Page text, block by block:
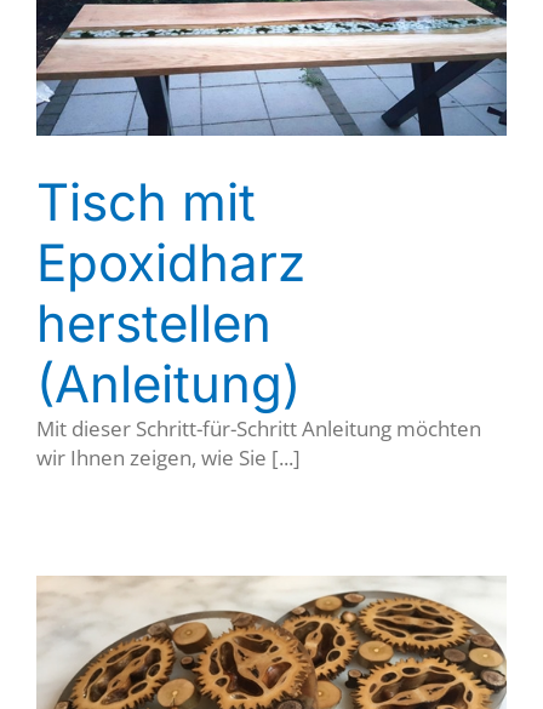
Tisch mit
Epoxidharz
herstellen
(Anleitung)
Mit dieser Schritt-für-Schritt Anleitung möchten
wir Ihnen zeigen, wie Sie [...]